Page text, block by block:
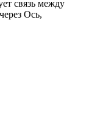
связь между
Ось,